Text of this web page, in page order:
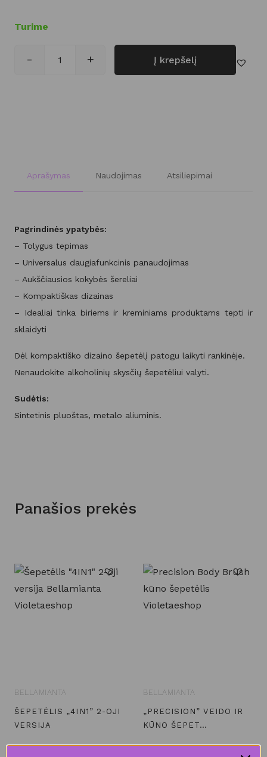
Turime
produkto kiekis: Dvigubas šepetėlis „Set and
- + Į krepšelį
Aprašymas Naudojimas Atsiliepimai
Pagrindinės ypatybės:
– Tolygus tepimas
– Universalus daugiafunkcinis panaudojimas
– Aukščiausios kokybės šereliai
– Kompaktiškas dizainas
– Idealiai tinka biriems ir kreminiams produktams tepti ir
sklaidyti
Dėl kompaktiško dizaino šepetėlį patogu laikyti rankinėje.
Nenaudokite alkoholinių skysčių šepetėliui valyti.
Sudėtis:
Sintetinis pluoštas, metalo aliuminis.
Panašios prekės
BELLAMIANTA
ŠEPETĖLIS „4IN1” 2-OJI
VERSIJA
BELLAMIANTA
„PRECISION” VEIDO IR
KŪNO ŠEPET…